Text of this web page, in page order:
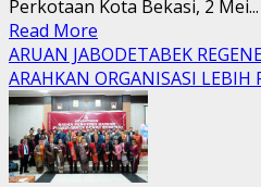
Perkotaan Kota Bekasi, 2 Mei...
Read More
more
about
Tradisi
Sedekah
Bumi
Hidupkan
ARUAN JABODETABEK
ARAHKAN ORGANISASI LEBIH